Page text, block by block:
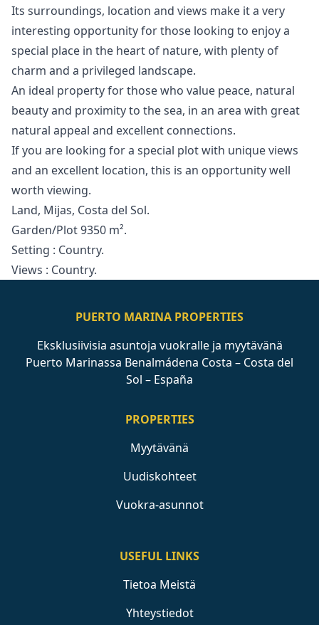
Its surroundings, location and views make it a very
interesting opportunity for those looking to enjoy a
special place in the heart of nature, with plenty of
charm and a privileged landscape.
An ideal property for those who value peace, natural
beauty and proximity to the sea, in an area with great
natural appeal and excellent connections.
If you are ‌looking ‌for ‌a ‌special ‌plot with unique views
and ‌an ‌excellent ‌location, this is ‌an ‌opportunity ‌well
‌worth viewing.
Land, ‌Mijas, ‌Costa del ‌Sol.
Garden/Plot ‌9350 ‌m².
Setting ‌: ‌Country.
Views ‌: ‌Country.
PUERTO MARINA PROPERTIES
Eksklusiivisia asuntoja vuokralle ja myytävänä
Puerto Marinassa Benalmádena Costa – Costa del
Sol – España
PROPERTIES
Myytävänä
Uudiskohteet
Vuokra-asunnot
USEFUL LINKS
Tietoa Meistä
Yhteystiedot